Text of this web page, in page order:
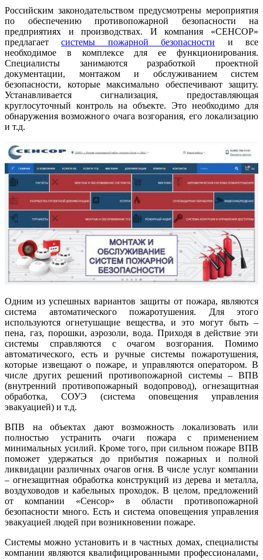
Российским законодательством предусмотрены мероприятия
по обеспечению противопожарной безопасности на
предприятиях и производствах. И компания «СЕНСОР»
предлагаетсистемы пожарной безопасности и все
необходимое в комплексе для ее функционирования.
Специалисты занимаются разработкой проектной
документации, монтажом и обслуживанием систем
безопасности, которые максимально обеспечивают защиту.
Устанавливается сигнализация, предоставляющая
круглосуточный контроль на объекте. Это необходимо для
обнаружения возможного очага возгорания, его локализацию
и т.д.
Одним из успешных вариантов защиты от пожара, являются
система автоматического пожаротушения. Для этого
используются огнетушащие вещества, и это могут быть –
пена, газ, порошки, аэрозоли, вода. Приходя в действие эти
системы справляются с очагом возгорания. Помимо
автоматического, есть и ручные системы пожаротушения,
которые извещают о пожаре, и управляются оператором. В
числе других решений противопожарной системы – ВПВ
(внутренний противопожарный водопровод), огнезащитная
обработка, СОУЭ (система оповещения управления
эвакуацией) и т.д.
ВПВ на объектах дают возможность локализовать или
полностью устранить очаги пожара с применением
минимальных усилий. Кроме того, при сильном пожаре ВПВ
поможет удержаться до прибытия пожарных и полной
ликвидации различных очагов огня. В числе услуг компании
– огнезащитная обработка конструкций из дерева и металла,
воздуховодов и кабельных проходок. В целом, предложений
от компании «Сенсор» в области противопожарной
безопасности много. Есть и система оповещения управления
эвакуацией людей при возникновении пожаре.
Системы можно установить и в частных домах, специалисты
компании являются квалифицированными профессионалами,